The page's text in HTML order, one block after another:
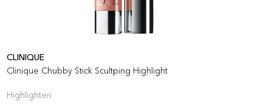
CLINIQUE
Clinique Chubby Stick Scultping Highlight
Highlighteri